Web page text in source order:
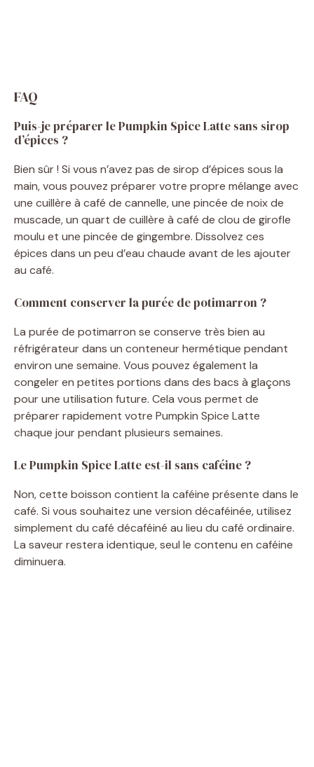
FAQ
Puis-je préparer le Pumpkin Spice Latte sans sirop
d’épices ?
Bien sûr ! Si vous n’avez pas de sirop d’épices sous la
main, vous pouvez préparer votre propre mélange avec
une cuillère à café de cannelle, une pincée de noix de
muscade, un quart de cuillère à café de clou de girofle
moulu et une pincée de gingembre. Dissolvez ces
épices dans un peu d’eau chaude avant de les ajouter
au café.
Comment conserver la purée de potimarron ?
La purée de potimarron se conserve très bien au
réfrigérateur dans un conteneur hermétique pendant
environ une semaine. Vous pouvez également la
congeler en petites portions dans des bacs à glaçons
pour une utilisation future. Cela vous permet de
préparer rapidement votre Pumpkin Spice Latte
chaque jour pendant plusieurs semaines.
Le Pumpkin Spice Latte est-il sans caféine ?
Non, cette boisson contient la caféine présente dans le
café. Si vous souhaitez une version décaféinée, utilisez
simplement du café décaféiné au lieu du café ordinaire.
La saveur restera identique, seul le contenu en caféine
diminuera.